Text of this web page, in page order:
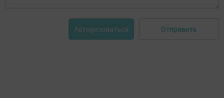
Авторизоваться Отправить